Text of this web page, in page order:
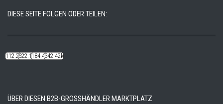
DIESE SEITE FOLGEN ODER TEILEN:
112.22k522.14k184.48k342.42k
ÜBER DIESEN B2B-GROSSHÄNDLER MARKTPLATZ